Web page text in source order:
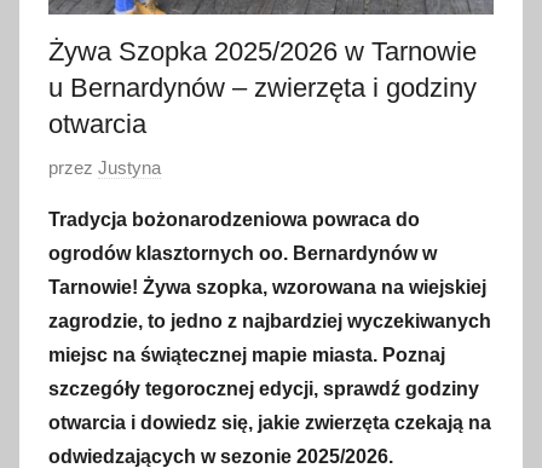
Żywa Szopka 2025/2026 w Tarnowie
u Bernardynów – zwierzęta i godziny
otwarcia
O
u
b
i
k
o
w
a
przez Justyna
Tradycja bożonarodzeniowa powraca do
ogrodów klasztornych oo. Bernardynów w
Tarnowie! Żywa szopka, wzorowana na wiejskiej
zagrodzie, to jedno z najbardziej wyczekiwanych
miejsc na świątecznej mapie miasta. Poznaj
szczegóły tegorocznej edycji, sprawdź godziny
otwarcia i dowiedz się, jakie zwierzęta czekają na
odwiedzających w sezonie 2025/2026.